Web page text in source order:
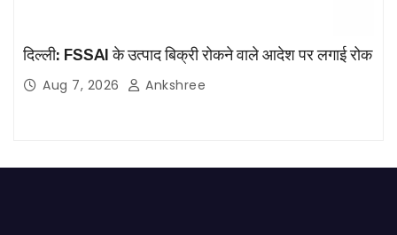
दिल्ली: FSSAI के उत्पाद बिक्री रोकने वाले आदेश पर लगाई रोक
Aug 7, 2026 Ankshree